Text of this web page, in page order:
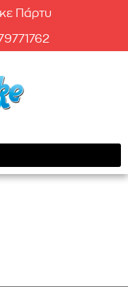
Πάρτυ